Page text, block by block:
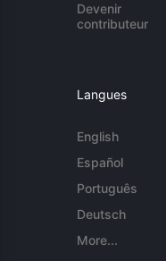
Devenir
contributeur
Langues
English
Español
Português
Deutsch
More...